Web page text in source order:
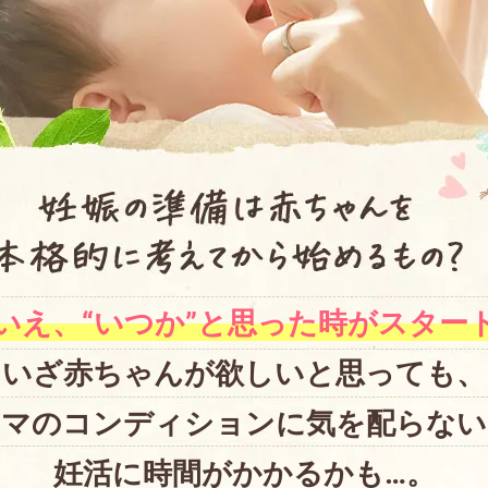
え、“いつか”と思った時がスター
いざ赤ちゃんが欲しいと思っても、
のコンディションに気を配らな
妊活に時間がかかるかも…。